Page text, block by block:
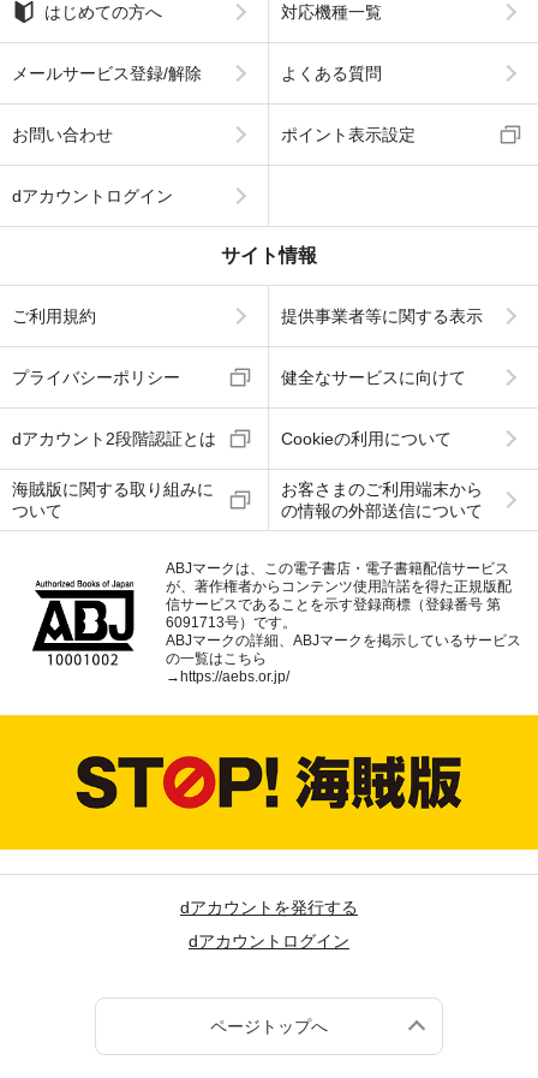
はじめての方へ 対応機種一覧
メールサービス登録/解除 よくある質問
お問い合わせ ポイント表示設定
dアカウントログイン
サイト情報
ご利用規約 提供事業者等に関する表示
プライバシーポリシー 健全なサービスに向けて
dアカウント2段階認証とは Cookieの利用について
海賊版に関する取り組みに
ついて
お客さまのご利用端末から
の情報の外部送信について
ABJマークは、この電子書店・電子書籍配信サービス
が、著作権者からコンテンツ使用許諾を得た正規版配
信サービスであることを示す登録商標（登録番号 第
6091713号）です。
ABJマークの詳細、ABJマークを掲示しているサービス
の一覧はこちら
→ https://aebs.or.jp/
dアカウントを発行する
dアカウントログイン
ページトップへ